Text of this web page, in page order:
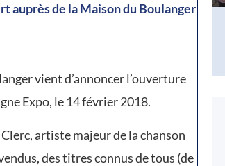
auprès de la Maison du Boulanger
vient d’annoncer l’ouverture
Expo, le 14 février 2018.
artiste majeur de la chanson
des titres connus de tous (de